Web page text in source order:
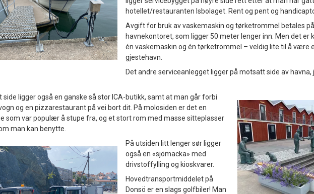
hotellet/restauranten Isbolaget. Rent og pent og
Avgift for bruk av vaskemaskin og tørketrommel betales
havnekontoret, som ligger 50 meter lenger inn. Men det er
én vaskemaskin og én tørketrommel – veldig lite til å være
gjestehavn.
Det andre serviceanlegget ligger på motsatt side av havna,
side ligger også en ganske så stor ICA-butikk, samt at man går forbi
og en pizzarestaurant på vei bort dit. På molosiden er det en
som var populær å stupe fra, og et stort rom med masse sitteplasser
man kan benytte.
På utsiden litt lenger sør ligger
også en «sjömacka» med
drivstoffylling og kioskvarer.
Hovedtransportmiddelet på
Donsö er en slags golfbiler! Man